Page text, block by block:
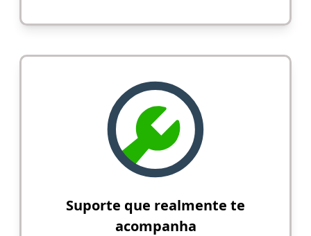
Suporte que realmente te
acompanha